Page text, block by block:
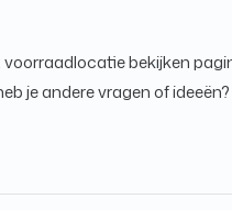
bekijken
je andere vragen of